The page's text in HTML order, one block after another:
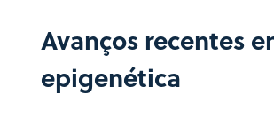
Avanços recentes
epigenética